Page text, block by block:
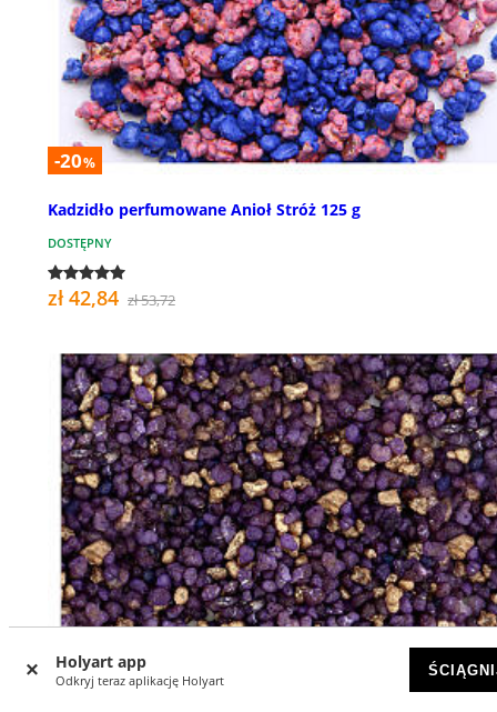
Holyart app
Odkryj teraz aplikację Holyart
-20%
Kadzidło perfumowane Anioł Stróż 125 g
DOSTĘPNY
zł 42,84 zł 53,72